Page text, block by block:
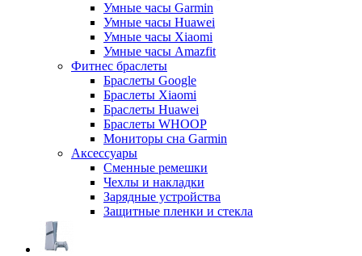
Умные часы Garmin
Умные часы Huawei
Умные часы Xiaomi
Умные часы Amazfit
Фитнес браслеты
Браслеты Google
Браслеты Xiaomi
Браслеты Huawei
Браслеты WHOOP
Мониторы сна Garmin
Аксессуары
Сменные ремешки
Чехлы и накладки
Зарядные устройства
Защитные пленки и стекла